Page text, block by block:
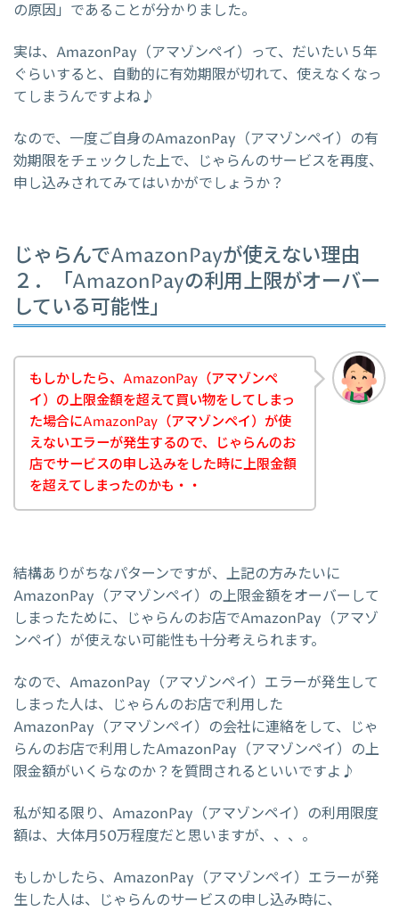
の原因」であることが分かりました。
実は、AmazonPay（アマゾンペイ）って、だいたい５年
ぐらいすると、自動的に有効期限が切れて、使えなくなっ
てしまうんですよね♪
なので、一度ご自身のAmazonPay（アマゾンペイ）の有
効期限をチェックした上で、じゃらんのサービスを再度、
申し込みされてみてはいかがでしょうか？
じゃらんでAmazonPayが使えない理由
２．「AmazonPayの利用上限がオーバー
している可能性」
もしかしたら、AmazonPay（アマゾンペ
イ）の上限金額を超えて買い物をしてしまっ
た場合にAmazonPay（アマゾンペイ）が使
えないエラーが発生するので、じゃらんのお
店でサービスの申し込みをした時に上限金額
を超えてしまったのかも・・
結構ありがちなパターンですが、上記の方みたいに
AmazonPay（アマゾンペイ）の上限金額をオーバーして
しまったために、じゃらんのお店でAmazonPay（アマゾ
ンペイ）が使えない可能性も十分考えられます。
なので、AmazonPay（アマゾンペイ）エラーが発生して
しまった人は、じゃらんのお店で利用した
AmazonPay（アマゾンペイ）の会社に連絡をして、じゃ
らんのお店で利用したAmazonPay（アマゾンペイ）の上
限金額がいくらなのか？を質問されるといいですよ♪
私が知る限り、AmazonPay（アマゾンペイ）の利用限度
額は、大体月50万程度だと思いますが、、、。
もしかしたら、AmazonPay（アマゾンペイ）エラーが発
生した人は、じゃらんのサービスの申し込み時に、